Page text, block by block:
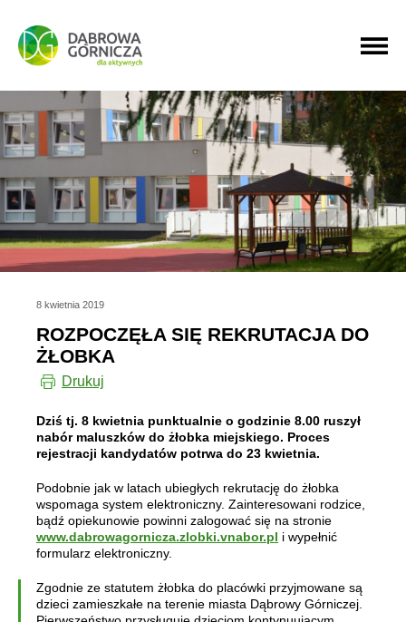
PRZEJDŹ DO MENU GŁÓWNEGO
PRZEJDŹ DO WYSZUKIWARKI
PRZEJDŹ DO TREŚCI
8 kwietnia 2019
ROZPOCZĘŁA SIĘ REKRUTACJA DO
ŻŁOBKA
Drukuj
Dziś tj. 8 kwietnia punktualnie o godzinie 8.00 ruszył
nabór maluszków do żłobka miejskiego. Proces
rejestracji kandydatów potrwa do 23 kwietnia.
Podobnie jak w latach ubiegłych rekrutację do żłobka
wspomaga system elektroniczny. Zainteresowani rodzice,
bądź opiekunowie powinni zalogować się na stronie
www.dabrowagornicza.zlobki.vnabor.pl i wypełnić
formularz elektroniczny.
Zgodnie ze statutem żłobka do placówki przyjmowane są
dzieci zamieszkałe na terenie miasta Dąbrowy Górniczej.